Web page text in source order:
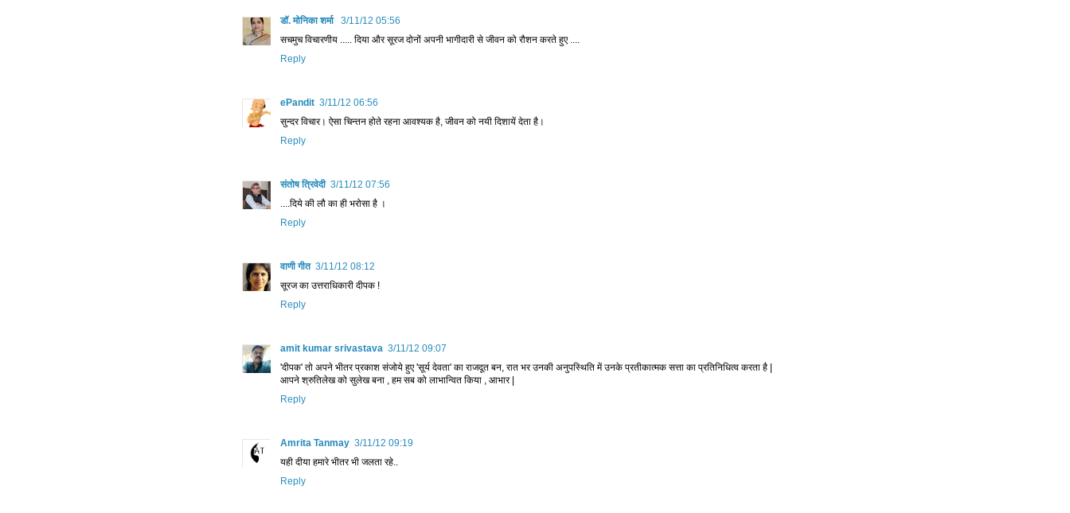
डॉ. मोनिका शर्मा 3/11/12 05:56
सचमुच विचारणीय ..... दिया और सूरज दोनों अपनी भागीदारी से जीवन को रौशन करते हुए ....
Reply
ePandit 3/11/12 06:56
सुन्दर विचार। ऐसा चिन्तन होते रहना आवश्यक है, जीवन को नयी दिशायें देता है।
Reply
संतोष त्रिवेदी 3/11/12 07:56
....दिये की लौ का ही भरोसा है ।
Reply
वाणी गीत 3/11/12 08:12
सूरज का उत्तराधिकारी दीपक !
Reply
amit kumar srivastava 3/11/12 09:07
'दीपक' तो अपने भीतर प्रकाश संजोये हुए 'सूर्य देवता' का राजदूत बन, रात भर उनकी अनुपस्थिति में उनके प्रतीकात्मक सत्ता का प्रतिनिधित्व करता है |
आपने श्रुतिलेख को सुलेख बना , हम सब को लाभान्वित किया , आभार |
Reply
Amrita Tanmay 3/11/12 09:19
यही दीया हमारे भीतर भी जलता रहे..
Reply